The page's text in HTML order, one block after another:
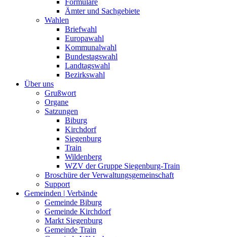
Formulare
Ämter und Sachgebiete
Wahlen
Briefwahl
Europawahl
Kommunalwahl
Bundestagswahl
Landtagswahl
Bezirkswahl
Über uns
Grußwort
Organe
Satzungen
Biburg
Kirchdorf
Siegenburg
Train
Wildenberg
WZV der Gruppe Siegenburg-Train
Broschüre der Verwaltungsgemeinschaft
Support
Gemeinden | Verbände
Gemeinde Biburg
Gemeinde Kirchdorf
Markt Siegenburg
Gemeinde Train